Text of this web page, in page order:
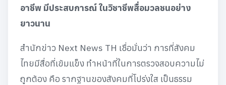
อาชีพ มีประสบการณ์ ในวิชาชีพสื่อมวลชนอย่าง
ยาวนาน
สำนักข่าว Next News TH เชื่อมั่นว่า การที่สังคม
ไทยมีสื่อที่เข้มแข็ง ทำหน้าที่ในการตรวจสอบความไม่
ถูกต้อง คือ รากฐานของสังคมที่โปร่งใส เป็นธรรม